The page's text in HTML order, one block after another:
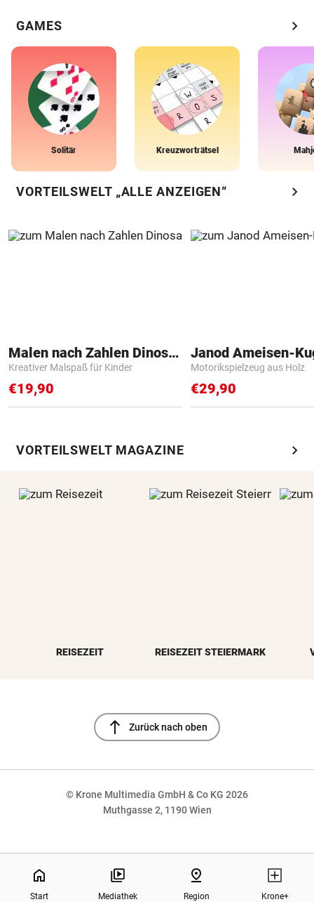
GAMES chevron_right
Solitär Kreuzworträtsel
VORTEILSWELT „ALLE ANZEIGEN“ chevron_right
Malen nach Zahlen Dinosaurier
Kreativer Malspaß für Kinder
€19,90
Janod Ameisen-
Motorikspielzeug aus Holz
€29,90
VORTEILSWELT MAGAZINE chevron_right
REISEZEIT REISEZEIT STEIERMARK
north Zurück nach oben
© Krone Multimedia GmbH & Co KG 2026
Muthgasse 2, 1190 Wien
home
Start Mediathek
pin_drop
Region Krone+
NaN%